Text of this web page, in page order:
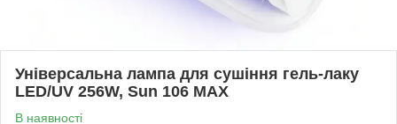
Універсальна лампа для сушіння гель-лаку
LED/UV 256W, Sun 106 MAX
В наявності